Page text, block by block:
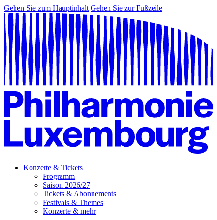
Gehen Sie zum Hauptinhalt Gehen Sie zur Fußzeile
Konzerte & Tickets
Programm
Saison 2026/27
Tickets & Abonnements
Festivals & Themes
Konzerte & mehr